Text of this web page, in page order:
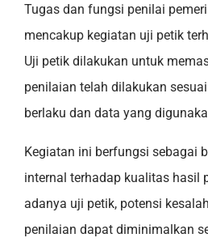
Tugas dan fungsi penilai
mencakup kegiatan uji petik
Uji petik dilakukan untuk
penilaian telah dilakukan
berlaku dan data yang
Kegiatan ini berfungsi sebagai
internal terhadap kualitas hasil
adanya uji petik, potensi
penilaian dapat diminimalkan